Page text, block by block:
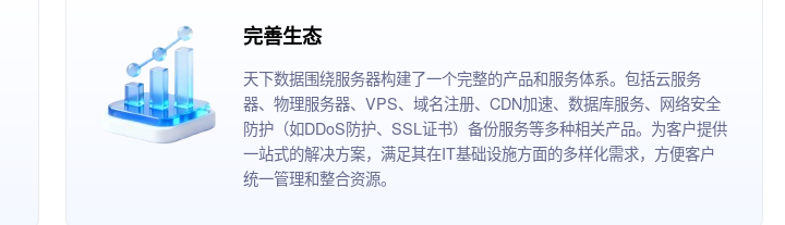
完善生态
天下数据围绕服务器构建了一个完整的产品和服务体系。包括云服务
器、物理服务器、VPS、域名注册、CDN加速、数据库服务、网络安全
防护（如DDoS防护、SSL证书）备份服务等多种相关产品。为客户提供
一站式的解决方案，满足其在IT基础设施方面的多样化需求，方便客户
统一管理和整合资源。